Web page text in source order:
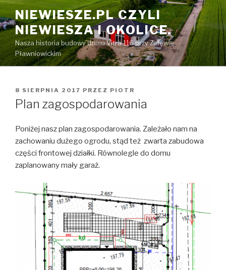
Przeskocz
do
treści
NIEWIESZE.PL CZYLI
NIEWIESZA I OKOLICE.
Nasza historia budowy domu Vitra 116 przy Zalewie
Pławniowickim
OPUBLIKOWANE
W
8 SIERPNIA 2017 PRZEZ PIOTR
Plan zagospodarowania
Poniżej nasz plan zagospodarowania. Zależało nam na
zachowaniu dużego ogrodu, stąd też zwarta zabudowa
części frontowej działki. Równolegle do domu
zaplanowany mały garaż.